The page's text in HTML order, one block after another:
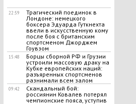
22:59
​Трагический поединок в
Лондоне: немецкого
боксера Эдуарда Гуткнехта
ввели в искусственную кому
после боя с британским
спортсменом Джорджем
Гоувзом
15:48
Борцы сборной РФ и Грузии
устроили массовую драку на
Кубке европейских наций:
разъяренных спортсменов
разнимали всем залом
09:42
Скандальный бой:
россиянин Ковалев потерял
чемпионские пояса, уступив